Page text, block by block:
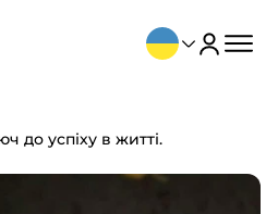
до успіху в житті.